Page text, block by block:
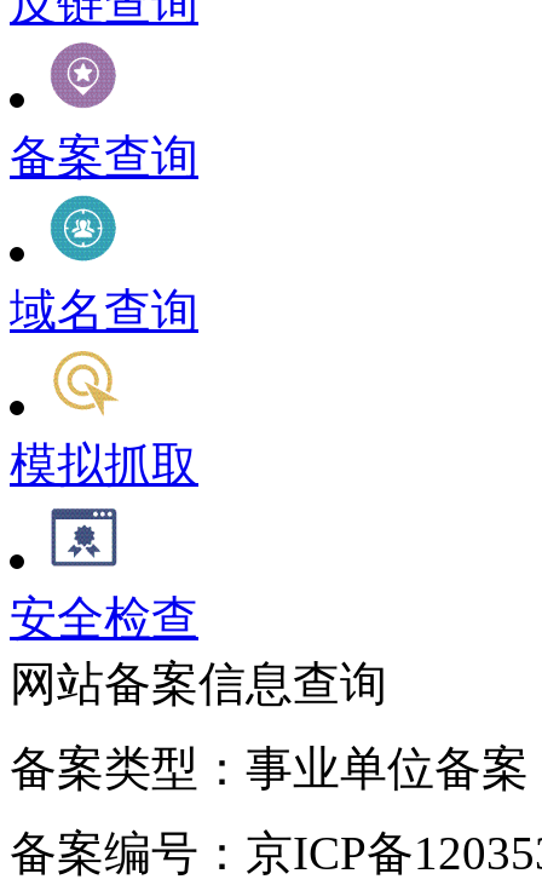
备案查询
域名查询
模拟抓取
安全检查
网站备案信息查询
备案类型：事业单位备案
备案编号：京ICP备